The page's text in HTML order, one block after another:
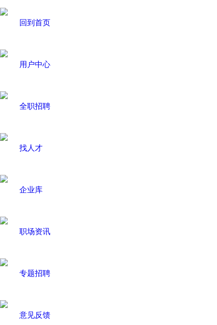
回到首页
用户中心
全职招聘
找人才
企业库
职场资讯
专题招聘
意见反馈